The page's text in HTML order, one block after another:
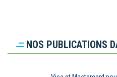
NOS PUBLICATIONS